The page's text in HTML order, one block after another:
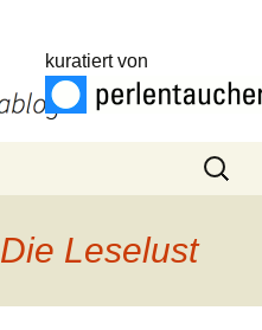
kuratiert von
Suchen
nach:
Die Leselust